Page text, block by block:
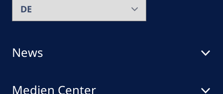
News
Medien Center